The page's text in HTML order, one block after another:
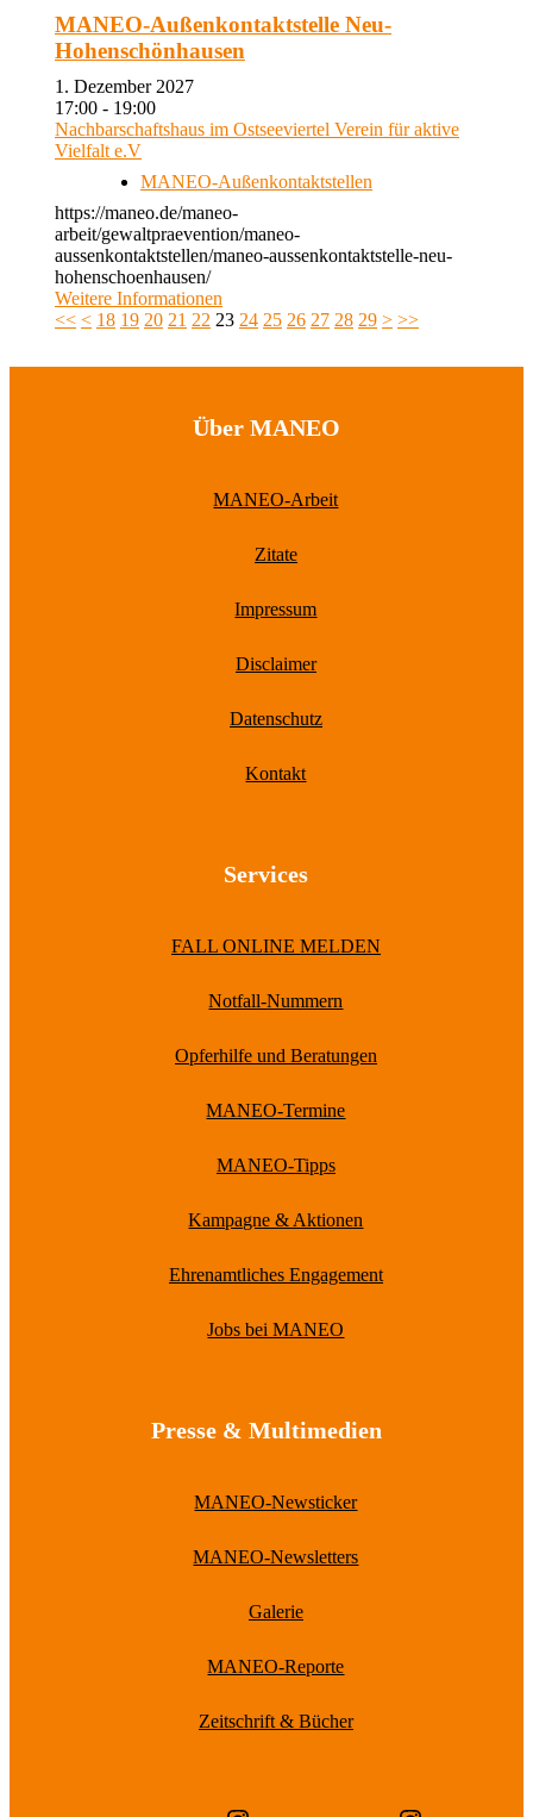
MANEO-Außenkontaktstelle Neu-
Hohenschönhausen
1. Dezember 2027
17:00 - 19:00
Nachbarschaftshaus im Ostseeviertel Verein für aktive
Vielfalt e.V
MANEO-Außenkontaktstellen
https://maneo.de/maneo-
arbeit/gewaltpraevention/maneo-
aussenkontaktstellen/maneo-aussenkontaktstelle-neu-
hohenschoenhausen/
Weitere Informationen
<< < 18 19 20 21 22 23 24 25 26 27 28 29 > >>
Über MANEO
MANEO-Arbeit
Zitate
Impressum
Disclaimer
Datenschutz
Kontakt
Services
FALL ONLINE MELDEN
Notfall-Nummern
Opferhilfe und Beratungen
MANEO-Termine
MANEO-Tipps
Kampagne & Aktionen
Ehrenamtliches Engagement
Jobs bei MANEO
Presse & Multimedien
MANEO-Newsticker
MANEO-Newsletters
Galerie
MANEO-Reporte
Zeitschrift & Bücher